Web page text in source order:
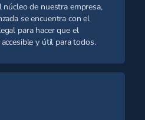
de nuestra empresa,
se encuentra con el
para hacer que el
y útil para todos.